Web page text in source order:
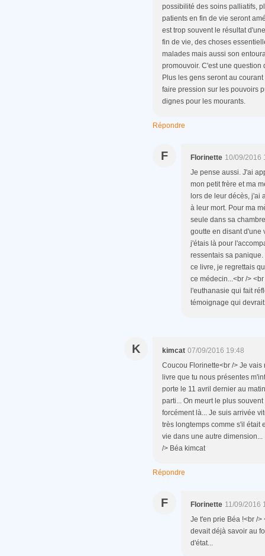
possibilité des soins palliatifs,
patients en fin de vie seront
est trop souvent le résultat
fin de vie, des choses
malades mais aussi son
promouvoir. C'est une
Plus les gens seront au
faire pression sur les pouvoirs
dignes pour les mourants.
Répondre
F Florinette 10/09/2016
Je pense aussi. J'ai
mon petit frère et ma
lors de leur décès, j'ai
à leur mort. Pour ma
seule dans sa
goutte en disant d'une
j'étais là pour
ressentais sa
ce livre, je regrettais
ce médecin...<br />
l'euthanasie qui fait
témoignage qui
K kimcat 07/09/2016 19:48
Coucou Florinette<br /> Je
livre que tu nous présentes
porte le 11 avril dernier au
parti... On meurt le plus
forcément là... Je suis arrivée
très longtemps comme s'il était
vie dans une autre
/> Béa kimcat
Répondre
F Florinette 11/09/2016
Je t'en prie Béa !<br /
devait déjà savoir au
d'état...